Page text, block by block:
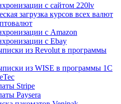
с сайтом 220lv
загрузка курсов всех валют
с Amazon
с Ebay
из Revolut в программы
из WISE в программы 1C
Stripe
Paysera